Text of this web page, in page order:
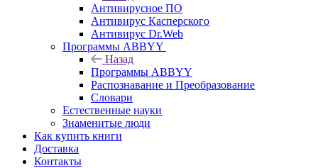
Антивирусное ПО
Антивирус Касперского
Антивирус Dr.Web
Программы ABBYY
Назад
Программы ABBYY
Распознавание и Преобразование
Словари
Естественные науки
Знаменитые люди
Как купить книги
Доставка
Контакты